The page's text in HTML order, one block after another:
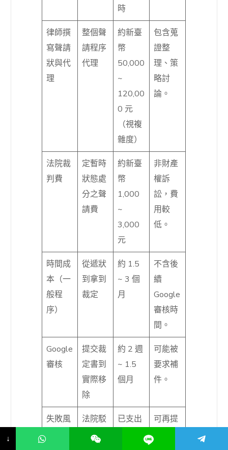
時
律師撰
寫聲請
狀與代
理
整個聲
請程序
代理
約新臺
幣
50,000
~
120,00
0 元
（視複
雜度）
包含蒐
證整
理、策
略討
論。
法院裁
判費
定暫時
狀態處
分之聲
請費
約新臺
幣
1,000
~
3,000
元
非財產
權訴
訟，費
用較
低。
時間成
本（一
般程
序）
從遞狀
到拿到
裁定
約 1.5
~ 3 個
月
不含後
續
Google
審核時
間。
Google
審核
提交裁
定書到
實際移
除
約 2 週
~ 1.5
個月
可能被
要求補
件。
失敗風
法院駁
回聲請
已支出
可再提
↓